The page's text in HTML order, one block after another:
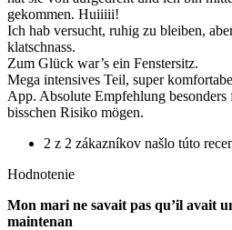
gekommen. Huiiiii!
Ich hab versucht, ruhig zu bleiben,
klatschnass.
Zum Glück war’s ein Fenstersitz.
Mega intensives Teil, super
App. Absolute Empfehlung besonders
bisschen Risiko mögen.
2 z 2 zákazníkov našlo túto
Hodnotenie
Mon mari ne savait pas qu’il avait
maintenan